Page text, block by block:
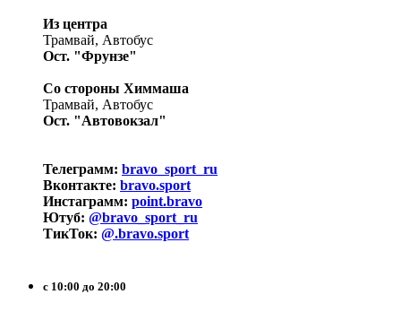
Из центра
Трамвай, Автобус
Ост. "Фрунзе"
Со стороны Химмаша
Трамвай, Автобус
Ост. "Автовокзал"
Телеграмм: bravo_sport_ru
Вконтакте: bravo.sport
Инстаграмм: point.bravo
Ютуб: @bravo_sport_ru
ТикТок: @.bravo.sport
с 10:00 до 20:00